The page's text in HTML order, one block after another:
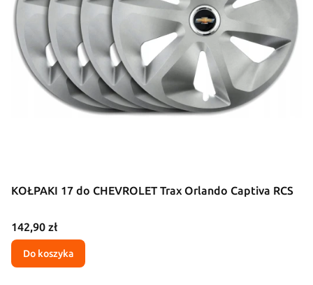
KOŁPAKI 17 do CHEVROLET Trax Orlando Captiva RCS
Cena
142,90 zł
Do koszyka